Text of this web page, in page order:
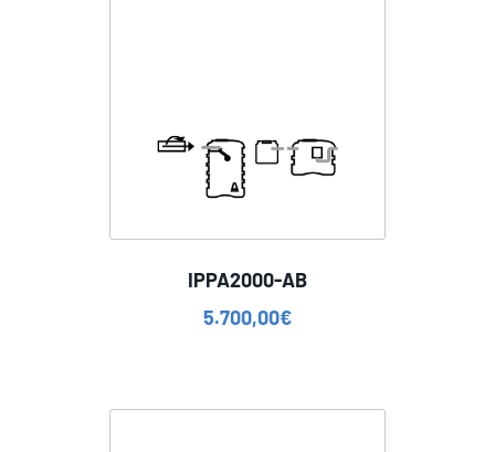
IPPA2000-AB
5.700,00€